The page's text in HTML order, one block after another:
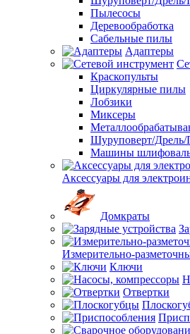
Пылесосы
Деревообработка
Сабельные пилы
Адаптеры
Краскопульты
Циркулярные пилы
Лобзики
Миксеры
Шуруповерт/Дрель/
Машины
Аксессуары для
Домкраты
Измерительно-
Ключи
Отвертки